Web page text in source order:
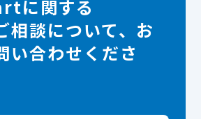
に関する
相談について、お
い合わせくださ